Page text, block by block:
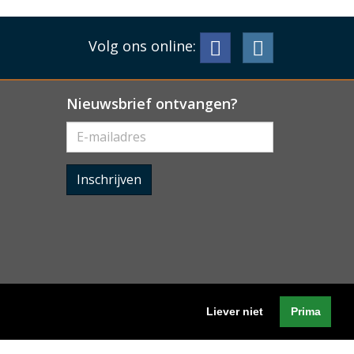
Liever niet Prima
Volg ons online:
Nieuwsbrief ontvangen?
Inschrijven
Privacyverklaring